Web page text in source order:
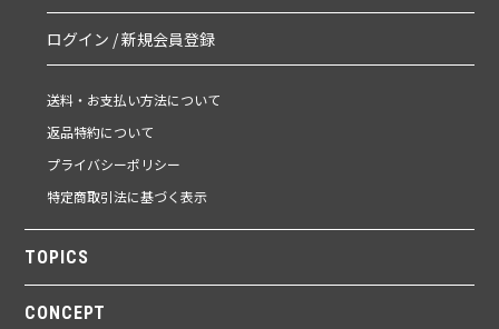
ログイン / 新規会員登録
送料・お支払い方法について
返品特約について
プライバシーポリシー
特定商取引法に基づく表示
TOPICS
CONCEPT